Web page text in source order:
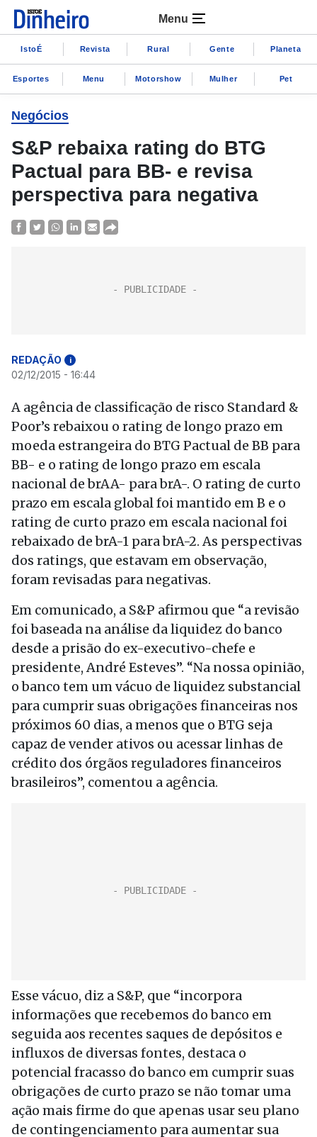
Menu
IstoÉ Revista Rural Gente Planeta
Esportes Menu Motorshow Mulher Pet
Negócios
S&P rebaixa rating do BTG
Pactual para BB- e revisa
perspectiva para negativa
REDAÇÃO i
02/12/2015 - 16:44
A agência de classificação de risco Standard &
Poor’s rebaixou o rating de longo prazo em
moeda estrangeira do BTG Pactual de BB para
BB- e o rating de longo prazo em escala
nacional de brAA- para brA-. O rating de curto
prazo em escala global foi mantido em B e o
rating de curto prazo em escala nacional foi
rebaixado de brA-1 para brA-2. As perspectivas
dos ratings, que estavam em observação,
foram revisadas para negativas.
Em comunicado, a S&P afirmou que “a revisão
foi baseada na análise da liquidez do banco
desde a prisão do ex-executivo-chefe e
presidente, André Esteves”. “Na nossa opinião,
o banco tem um vácuo de liquidez substancial
para cumprir suas obrigações financeiras nos
próximos 60 dias, a menos que o BTG seja
capaz de vender ativos ou acessar linhas de
crédito dos órgãos reguladores financeiros
brasileiros”, comentou a agência.
Esse vácuo, diz a S&P, que “incorpora
informações que recebemos do banco em
seguida aos recentes saques de depósitos e
influxos de diversas fontes, destaca o
potencial fracasso do banco em cumprir suas
obrigações de curto prazo se não tomar uma
ação mais firme do que apenas usar seu plano
de contingenciamento para aumentar sua